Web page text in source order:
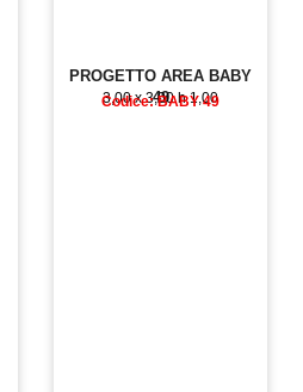
PROGETTO AREA BABY
49
3,00 x 3,00 h 1,00
Codice: BABY 49